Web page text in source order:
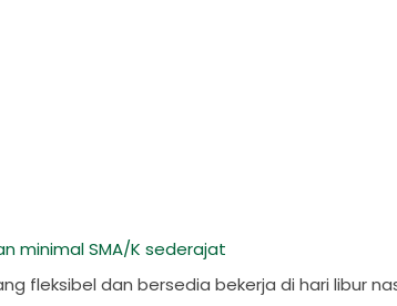
minimal SMA/K sederajat
fleksibel dan bersedia bekerja di hari libur